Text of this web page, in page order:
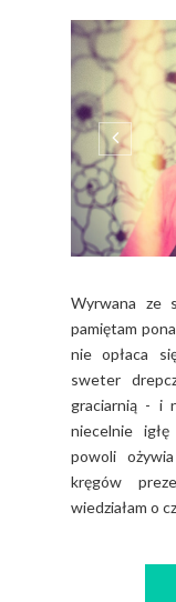
Wyrwana ze
pamiętam
nie opłaca
sweter
graciarnią - i
niecelnie
powoli
kręgów
wiedziałam o